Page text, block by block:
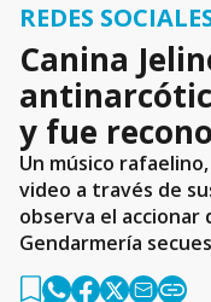
REDES
Canina
y fue
Un músico
video a través de
observa el accionar
Gendarmería